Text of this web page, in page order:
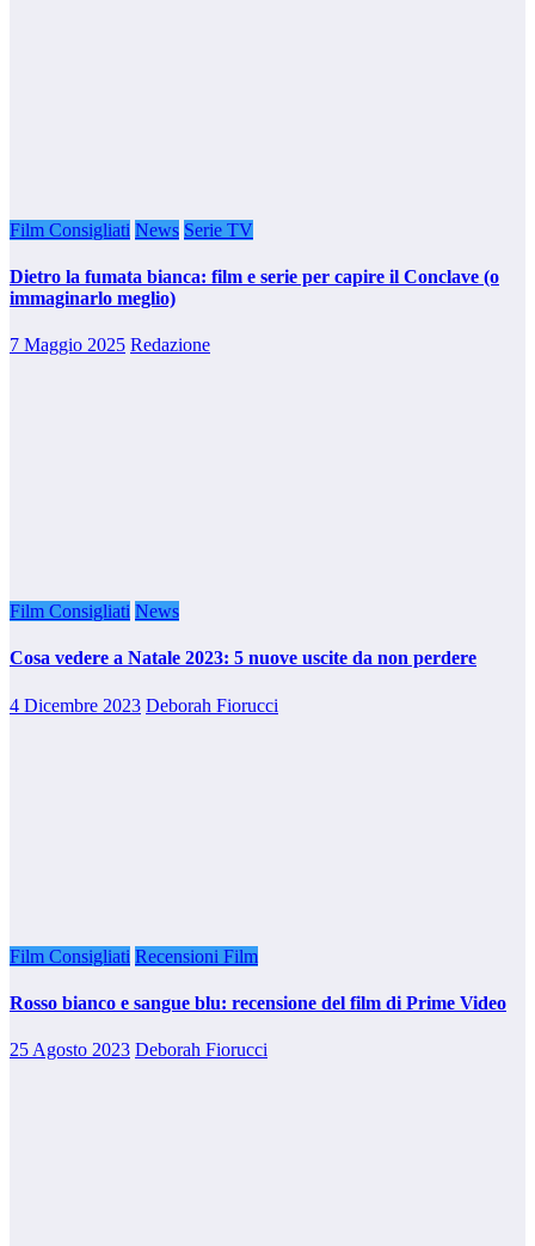
Film Consigliati News Serie TV
Dietro la fumata bianca: film e serie per capire il Conclave (o
immaginarlo meglio)
7 Maggio 2025 Redazione
Film Consigliati News
Cosa vedere a Natale 2023: 5 nuove uscite da non perdere
4 Dicembre 2023 Deborah Fiorucci
Film Consigliati Recensioni Film
Rosso bianco e sangue blu: recensione del film di Prime Video
25 Agosto 2023 Deborah Fiorucci